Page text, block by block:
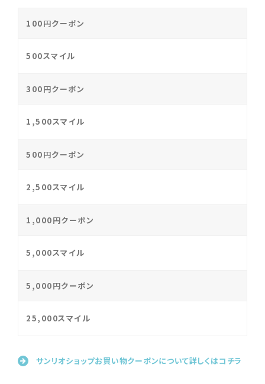
100円クーポン
500スマイル
300円クーポン
1,500スマイル
500円クーポン
2,500スマイル
1,000円クーポン
5,000スマイル
5,000円クーポン
25,000スマイル
サンリオショップお買い物クーポンについて詳しくはコチラ